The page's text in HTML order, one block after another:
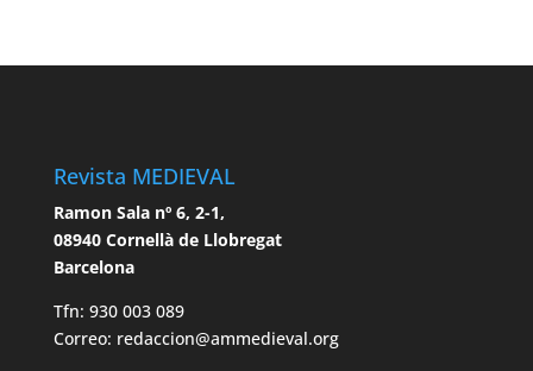
Revista MEDIEVAL
Ramon Sala nº 6, 2-1,
08940 Cornellà de Llobregat
Barcelona
Tfn: 930 003 089
Correo: redaccion@ammedieval.org